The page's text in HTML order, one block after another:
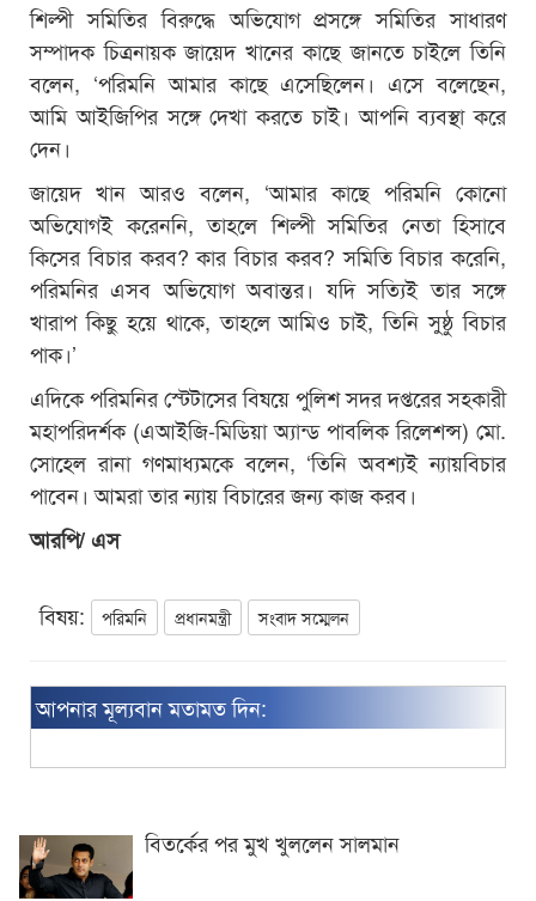
শিল্পী সমিতির বিরুদ্ধে অভিযোগ প্রসঙ্গে সমিতির সাধারণ
সম্পাদক চিত্রনায়ক জায়েদ খানের কাছে জানতে চাইলে তিনি
বলেন, ‘পরিমনি আমার কাছে এসেছিলেন। এসে বলেছেন,
আমি আইজিপির সঙ্গে দেখা করতে চাই। আপনি ব্যবস্থা করে
দেন।
জায়েদ খান আরও বলেন, ‘আমার কাছে পরিমনি কোনো
অভিযোগই করেননি, তাহলে শিল্পী সমিতির নেতা হিসাবে
কিসের বিচার করব? কার বিচার করব? সমিতি বিচার করেনি,
পরিমনির এসব অভিযোগ অবান্তর। যদি সত্যিই তার সঙ্গে
খারাপ কিছু হয়ে থাকে, তাহলে আমিও চাই, তিনি সুষ্ঠু বিচার
পাক।’
এদিকে পরিমনির স্টেটাসের বিষয়ে পুলিশ সদর দপ্তরের সহকারী
মহাপরিদর্শক (এআইজি-মিডিয়া অ্যান্ড পাবলিক রিলেশন্স) মো.
সোহেল রানা গণমাধ্যমকে বলেন, ‘তিনি অবশ্যই ন্যায়বিচার
পাবেন। আমরা তার ন্যায় বিচারের জন্য কাজ করব।
আরপি/ এস
বিষয়: পরিমনি প্রধানমন্ত্রী সংবাদ সম্মেলন
আপনার মূল্যবান মতামত দিন:
বিতর্কের পর মুখ খুললেন সালমান